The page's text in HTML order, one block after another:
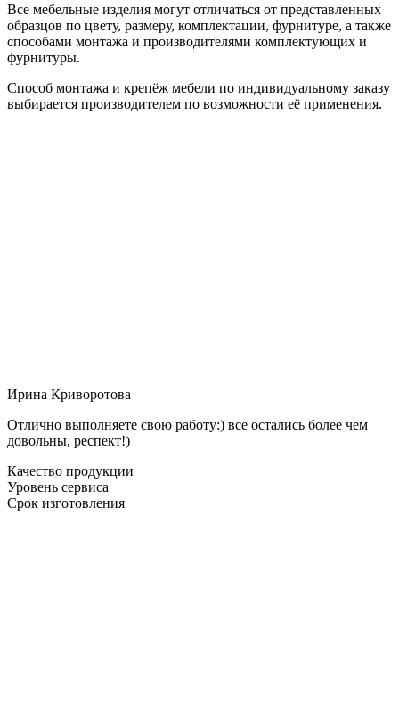
Все мебельные изделия могут отличаться от представленных
образцов по цвету, размеру, комплектации, фурнитуре, а также
способами монтажа и производителями комплектующих и
фурнитуры.
Способ монтажа и крепёж мебели по индивидуальному заказу
выбирается производителем по возможности её применения.
Ирина Криворотова
Отлично выполняете свою работу:) все остались более чем
довольны, респект!)
Качество продукции
Уровень сервиса
Срок изготовления